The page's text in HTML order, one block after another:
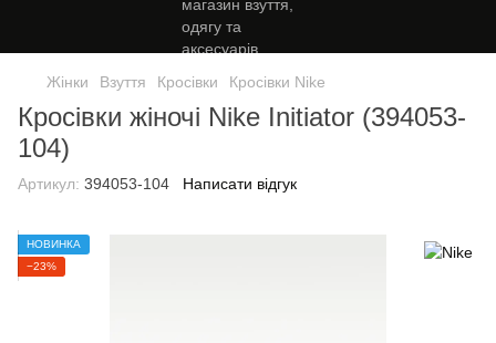
Жінки Взуття Кросівки Кросівки Nike
Кросівки жіночі Nike Initiator (394053-
104)
Артикул: 394053-104 Написати відгук
НОВИНКА
−23%